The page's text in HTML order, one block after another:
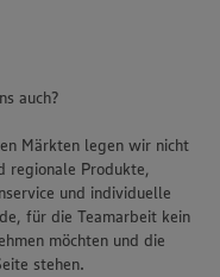
auch?
Märkten legen wir nicht
regionale Produkte,
und individuelle
für die Teamarbeit kein
möchten und die
stehen.